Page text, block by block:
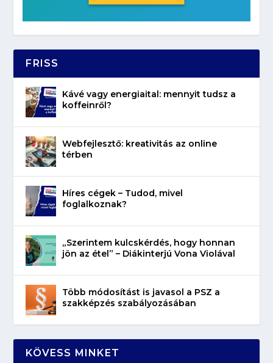
FRISS
Kávé vagy energiaital: mennyit tudsz a
koffeinről?
Webfejlesztő: kreativitás az online
térben
Híres cégek – Tudod, mivel
foglalkoznak?
„Szerintem kulcskérdés, hogy honnan
jön az étel” – Diákinterjú Vona Violával
Több módosítást is javasol a PSZ a
szakképzés szabályozásában
KÖVESS MINKET